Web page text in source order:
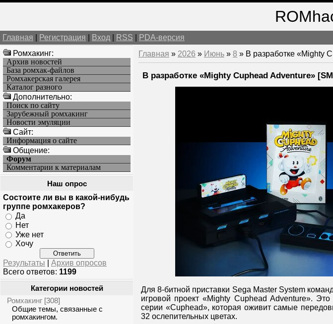
Главная Регистрация Вход RSS PDA-версия
Ромхакинг:
Архив новостей
База ромхак-файлов
Ромхакерская галерея
Каталог разного
Дополнительно:
Поиск по сайту
Зарубежный ромхакинг
Новости эмуляции
Cайт:
Информация о сайте
Общение:
Форум
Комментарии к материалам
Наш опрос
Состоите ли вы в какой-нибудь
группе ромхакеров?
Да
Нет
Уже нет
Хочу
Результаты
Архив опросов
Всего ответов: 1199
Категории новостей
Ромхакинг [308]
Общие темы, связанные с
ромхакингом.
Главная » 2026 » Июнь » 8 » В разработке «Mighty
В разработке «Mighty Cuphead Adventure»
Для 8-битной приставки Sega Master System
игровой проект «Mighty Cuphead Adventure».
серии «Cuphead», которая оживит самые
32 ослепительных цветах.